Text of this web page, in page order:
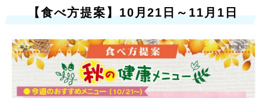
【食べ方提案】10月21日～11月1日